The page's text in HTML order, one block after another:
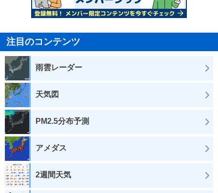
注目のコンテンツ
雨雲レーダー
天気図
PM2.5分布予測
アメダス
2週間天気